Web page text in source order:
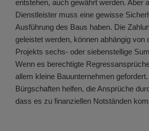
entstehen, auch gewährt werden. Aber
Dienstleister muss eine gewisse
Ausführung des Baus haben. Die
geleistet werden, können abhängig von
Projekts sechs- oder siebenstellige
Wenn es berechtigte
allem kleine Bauunternehmen
Bürgschaften helfen, die Ansprüche
dass es zu finanziellen Notständen